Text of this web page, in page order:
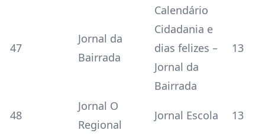
47
Jornal da
Bairrada
Calendário
Cidadania e
dias felizes –
Jornal da
Bairrada
13
48
Jornal O
Regional
Jornal Escola 13